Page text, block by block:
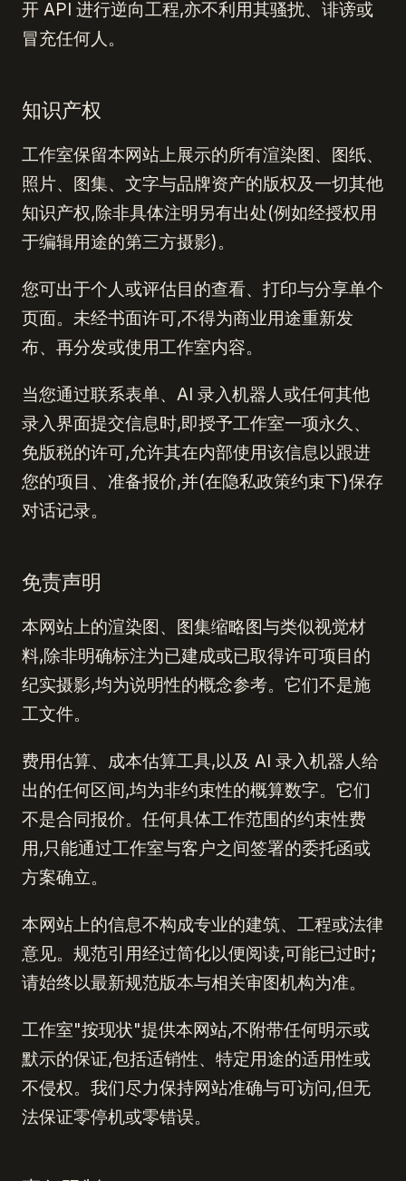
开 API 进行逆向工程,亦不利用其骚扰、诽谤或
冒充任何人。
知识产权
工作室保留本网站上展示的所有渲染图、图纸、
照片、图集、文字与品牌资产的版权及一切其他
知识产权,除非具体注明另有出处(例如经授权用
于编辑用途的第三方摄影)。
您可出于个人或评估目的查看、打印与分享单个
页面。未经书面许可,不得为商业用途重新发
布、再分发或使用工作室内容。
当您通过联系表单、AI 录入机器人或任何其他
录入界面提交信息时,即授予工作室一项永久、
免版税的许可,允许其在内部使用该信息以跟进
您的项目、准备报价,并(在隐私政策约束下)保存
对话记录。
免责声明
本网站上的渲染图、图集缩略图与类似视觉材
料,除非明确标注为已建成或已取得许可项目的
纪实摄影,均为说明性的概念参考。它们不是施
工文件。
费用估算、成本估算工具,以及 AI 录入机器人给
出的任何区间,均为非约束性的概算数字。它们
不是合同报价。任何具体工作范围的约束性费
用,只能通过工作室与客户之间签署的委托函或
方案确立。
本网站上的信息不构成专业的建筑、工程或法律
意见。规范引用经过简化以便阅读,可能已过时;
请始终以最新规范版本与相关审图机构为准。
工作室"按现状"提供本网站,不附带任何明示或
默示的保证,包括适销性、特定用途的适用性或
不侵权。我们尽力保持网站准确与可访问,但无
法保证零停机或零错误。